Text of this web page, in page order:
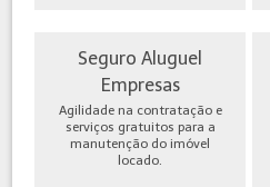
Seguro Aluguel
Empresas
Agilidade na contratação e
serviços gratuitos para a
manutenção do imóvel
locado.